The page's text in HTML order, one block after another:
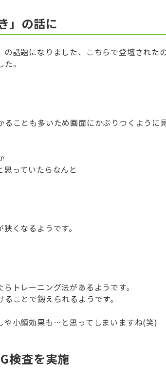
」の話に
話題になりました、こちらで登壇された
。
ことも多いため画面にかぶりつくように
っていたらなんと
くなるようです。
トレーニング法があるようです。
ことで鍛えられるようです。
や小顔効果も…と思ってしまいますね(笑)
検査を実施